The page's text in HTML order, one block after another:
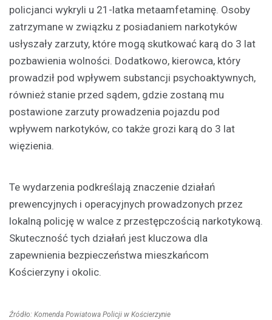
policjanci wykryli u 21-latka metaamfetaminę. Osoby
zatrzymane w związku z posiadaniem narkotyków
usłyszały zarzuty, które mogą skutkować karą do 3 lat
pozbawienia wolności. Dodatkowo, kierowca, który
prowadził pod wpływem substancji psychoaktywnych,
również stanie przed sądem, gdzie zostaną mu
postawione zarzuty prowadzenia pojazdu pod
wpływem narkotyków, co także grozi karą do 3 lat
więzienia.
Te wydarzenia podkreślają znaczenie działań
prewencyjnych i operacyjnych prowadzonych przez
lokalną policję w walce z przestępczością narkotykową.
Skuteczność tych działań jest kluczowa dla
zapewnienia bezpieczeństwa mieszkańcom
Kościerzyny i okolic.
Źródło: Komenda Powiatowa Policji w Kościerzynie